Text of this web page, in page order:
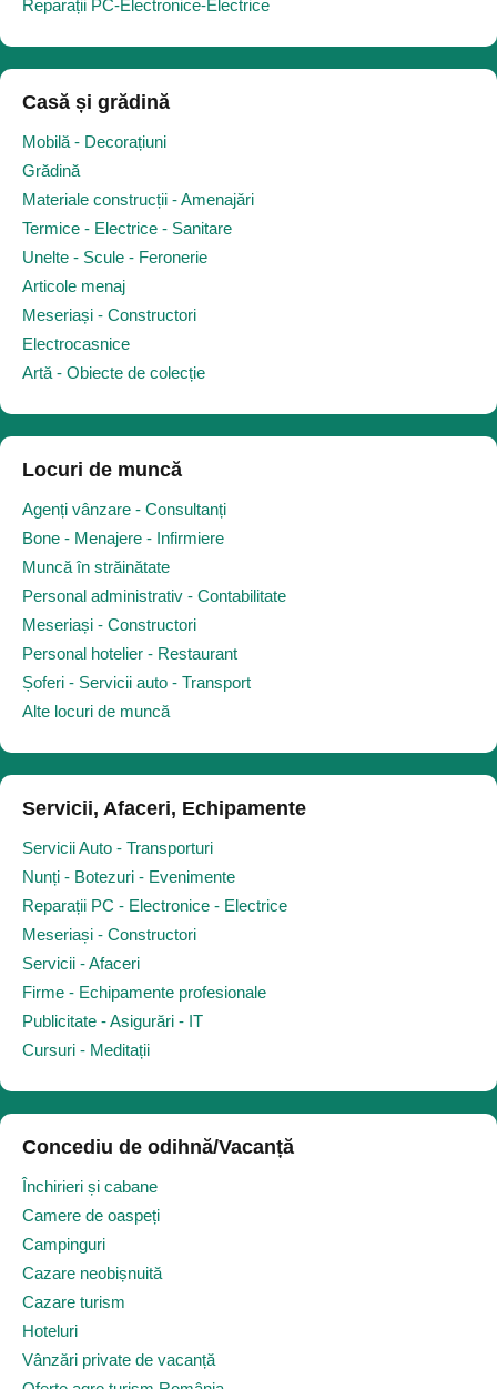
Reparații PC-Electronice-Electrice
Casă și grădină
Mobilă - Decorațiuni
Grădină
Materiale construcții - Amenajări
Termice - Electrice - Sanitare
Unelte - Scule - Feronerie
Articole menaj
Meseriași - Constructori
Electrocasnice
Artă - Obiecte de colecție
Locuri de muncă
Agenți vânzare - Consultanți
Bone - Menajere - Infirmiere
Muncă în străinătate
Personal administrativ - Contabilitate
Meseriași - Constructori
Personal hotelier - Restaurant
Șoferi - Servicii auto - Transport
Alte locuri de muncă
Servicii, Afaceri, Echipamente
Servicii Auto - Transporturi
Nunți - Botezuri - Evenimente
Reparații PC - Electronice - Electrice
Meseriași - Constructori
Servicii - Afaceri
Firme - Echipamente profesionale
Publicitate - Asigurări - IT
Cursuri - Meditații
Concediu de odihnă/Vacanță
Închirieri și cabane
Camere de oaspeți
Campinguri
Cazare neobișnuită
Cazare turism
Hoteluri
Vânzări private de vacanță